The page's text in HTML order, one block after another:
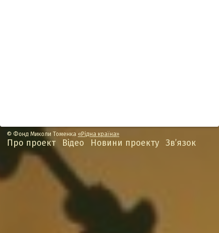
Про проект Відео Новини проекту Зв’язок
© Фонд Миколи Томенка «Рідна країна»